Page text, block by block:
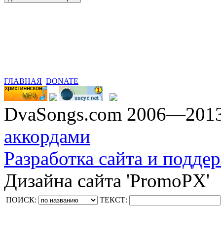
ГЛАВНАЯ DONATE
DvaSongs.com
аккордами
Разработка сайта и
Дизайна сайта 'PromoPX'
ПОИСК: ТЕКСТ: